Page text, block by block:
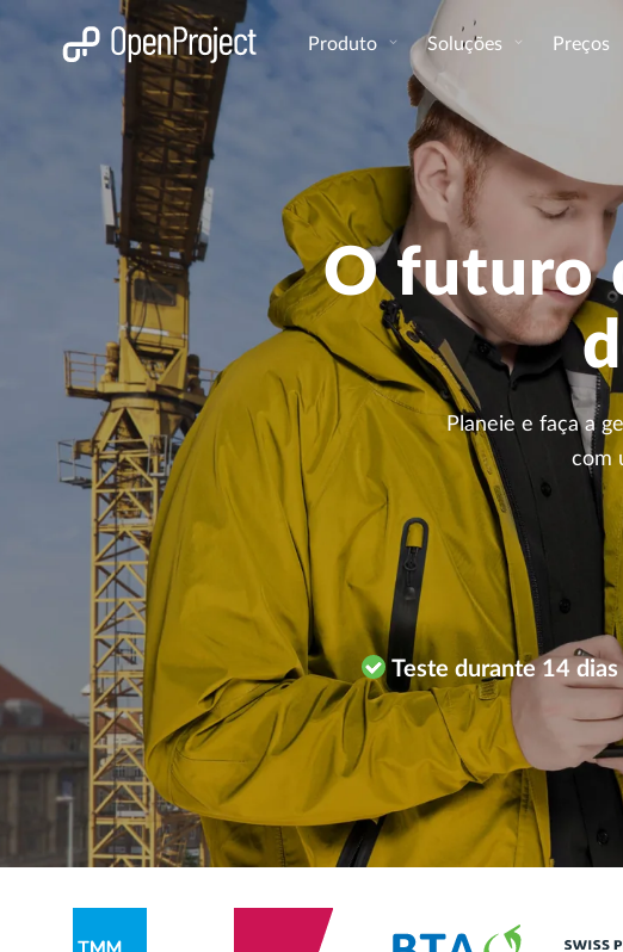
Produto Soluções Preços
O futuro
Planeie e faça a
com
Teste durante 14
Abrir a ligação num novo separador